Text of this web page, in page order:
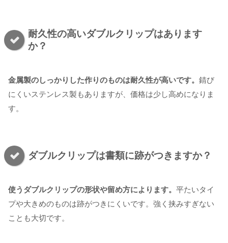
耐久性の高いダブルクリップはあります
か？
金属製のしっかりした作りのものは耐久性が高いです。 錆び
にくいステンレス製もありますが、価格は少し高めになりま
す。
ダブルクリップは書類に跡がつきますか？
使うダブルクリップの形状や留め方によります。 平たいタイ
プや大きめのものは跡がつきにくいです。強く挟みすぎない
ことも大切です。